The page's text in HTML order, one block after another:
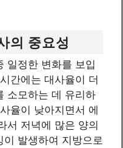
의 중요성
일정한 변화를 보입
간에는 대사율이 더
소모하는 데 유리하
율이 낮아지면서 에
서 저녁에 많은 양의
발생하여 지방으로